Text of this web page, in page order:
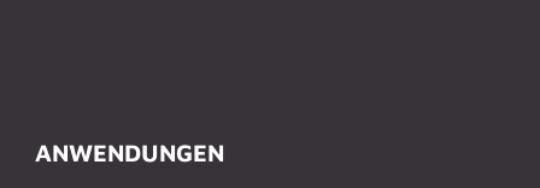
ANWENDUNGEN